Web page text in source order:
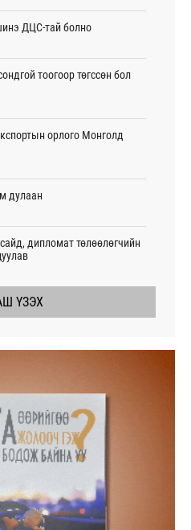
ДЦС-тай болно
тоогоор төгссөн бол
орлого Монголд
дулаан
дипломат төлөөлөгчийн
ҮЗЭХ